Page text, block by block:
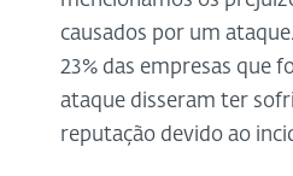
causados por um
23% das empresas que
ataque disseram ter
reputação devido ao